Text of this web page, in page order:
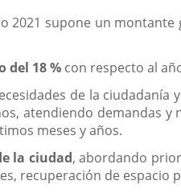
2021 supone un
del 18 % con respecto al
de la
atendiendo demandas y
meses y años.
la ciudad, abordando
recuperación de espacio